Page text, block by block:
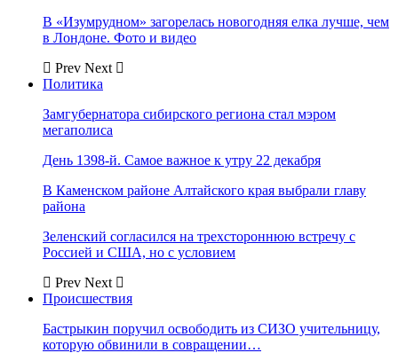
В «Изумрудном» загорелась новогодняя елка лучше, чем
в Лондоне. Фото и видео
Prev Next
Политика
Замгубернатора сибирского региона стал мэром
мегаполиса
День 1398-й. Самое важное к утру 22 декабря
В Каменском районе Алтайского края выбрали главу
района
Зеленский согласился на трехстороннюю встречу с
Россией и США, но с условием
Prev Next
Происшествия
Бастрыкин поручил освободить из СИЗО учительницу,
которую обвинили в совращении…